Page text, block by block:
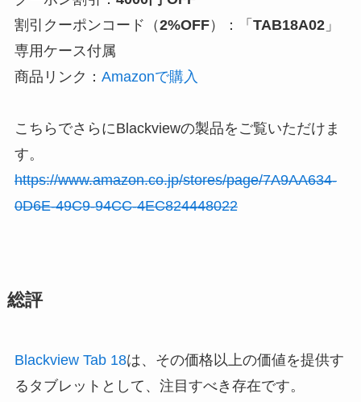
割引クーポンコード（2%OFF）：「 TAB18A02」
専用ケース付属
商品リンク： Amazonで購入
こちらでさらにBlackviewの製品をご覧いただけま
す。
https://www.amazon.co.jp/stores/page/7A9AA634-
0D6E-49C9-94CC-4EC824448022
総評
Blackview Tab 18は、その価格以上の価値を提供す
るタブレットとして、注目すべき存在です。